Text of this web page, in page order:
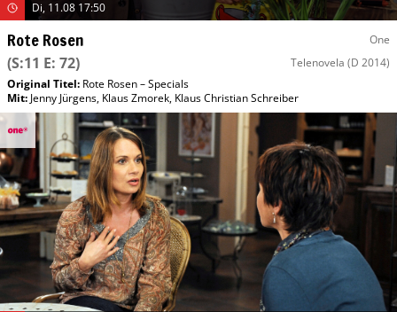
Di, 11.08 17:50
Rote Rosen One
(S:11 E: 72) Telenovela (D 2014)
Original Titel: Rote Rosen – Specials
Mit: Jenny Jürgens, Klaus Zmorek, Klaus Christian Schreiber